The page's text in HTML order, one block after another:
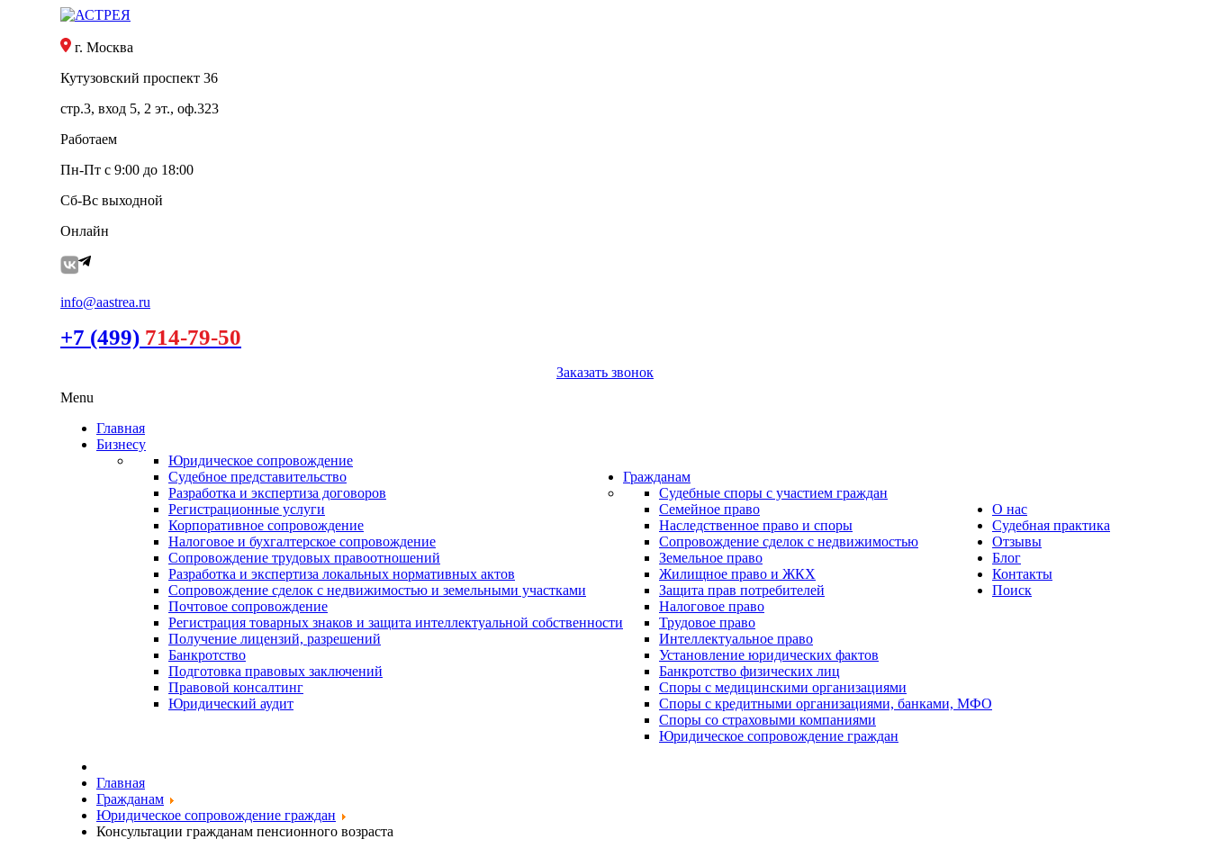
г. Москва
Кутузовский проспект 36
стр.3, вход 5, 2 эт., оф.323
Работаем
Пн-Пт с 9:00 до 18:00
Сб-Вс выходной
Онлайн
info@aastrea.ru
+7 (499) 714-79-50
Заказать звонок
Menu
Главная
Бизнесу
Юридическое сопровождение
Судебное представительство
Разработка и экспертиза договоров
Регистрационные услуги
Корпоративное сопровождение
Налоговое и бухгалтерское сопровождение
Сопровождение трудовых правоотношений
Разработка и экспертиза локальных нормативных актов
Сопровождение сделок с недвижимостью и земельными участками
Почтовое сопровождение
Регистрация товарных знаков и защита интеллектуальной собственности
Получение лицензий, разрешений
Банкротство
Подготовка правовых заключений
Правовой консалтинг
Юридический аудит
Гражданам
Судебные споры с участием граждан
Семейное право
Наследственное право и споры
Сопровождение сделок с недвижимостью
Земельное право
Жилищное право и ЖКХ
Защита прав потребителей
Налоговое право
Трудовое право
Интеллектуальное право
Установление юридических фактов
Банкротство физических лиц
Споры с медицинскими организациями
Споры с кредитными организациями, банками, МФО
Споры со страховыми компаниями
Юридическое сопровождение граждан
О нас
Судебная практика
Отзывы
Блог
Контакты
Поиск
Главная
Гражданам
Юридическое сопровождение граждан
Консультации гражданам пенсионного возраста